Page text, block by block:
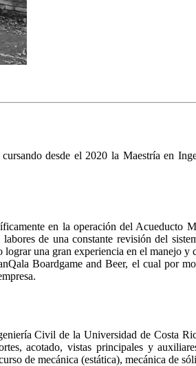
desde el 2020 la Maestría en
en la operación del Acueducto
de una constante revisión del
una gran experiencia en el manejo
Boardgame and Beer, el cual por
Civil de la Universidad de Costa
acotado, vistas principales y
de mecánica (estática), mecánica de